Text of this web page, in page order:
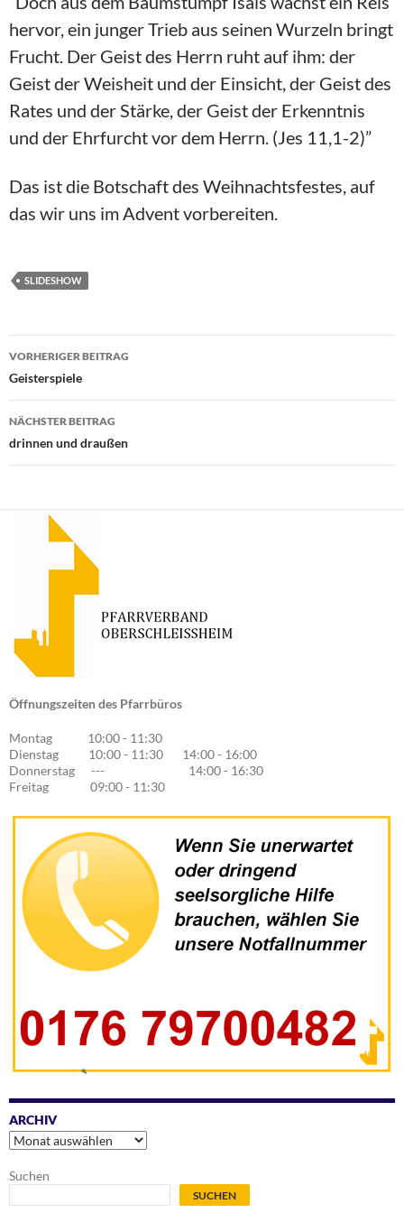
hervor, ein junger Trieb aus seinen Wurzeln bringt
Frucht. Der Geist des Herrn ruht auf ihm: der
Geist der Weisheit und der Einsicht, der Geist des
Rates und der Stärke, der Geist der Erkenntnis
und der Ehrfurcht vor dem Herrn. (Jes 11,1-2)”
Das ist die Botschaft des Weihnachtsfestes, auf
das wir uns im Advent vorbereiten.
SLIDESHOW
Beitragsnavigation
VORHERIGER BEITRAG
Geisterspiele
NÄCHSTER BEITRAG
drinnen und draußen
Öffnungszeiten des Pfarrbüros
Montag 10:00 - 11:30
Dienstag 10:00 - 11:30 14:00 - 16:00
Donnerstag --- 14:00 - 16:30
Freitag 09:00 - 11:30
ARCHIV
Archiv
Suchen
SUCHEN